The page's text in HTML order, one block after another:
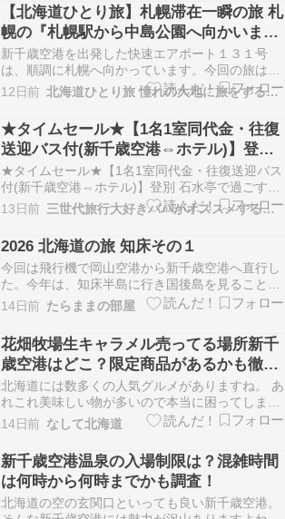
【北海道ひとり旅】札幌滞在一瞬の旅 札
幌の『札幌駅から中島公園へ向かいま
す』
新千歳空港を出発した快速エアポート１３１号
は、順調に札幌へ向かっています。今回の旅は非
常に短い滞在になりますので、一刻、一刻を大切
にして行こうと思います。17:08 札幌駅到着先ず
は札幌駅に到着しました。最近のＪＲはたまたま
かも知れませんが定時到着が多くなりました。前
は２.３分遅…
12日前 北海道ひとり旅 憧れの大地に旅をするブログ
★タイムセール★【1名1室同代金・往復
送迎バス付(新千歳空港⇔ホテル)】登別
石水亭で過ごす北海道・登別温泉3日間
★タイムセール★【1名1室同代金・往復送迎バス
付(新千歳空港⇔ホテル)】登別 石水亭で過ごす北
海道・登別温泉3日間 〈ANA・AIRDO〉にっぽん
の温泉100選（観光経済新聞社主催） 北海道内第
1位の名湯！ ★タイムセール★【1名1室同代金・
往復送迎バス付(新千歳空港⇔ホテル)】…
13日前 三世代旅行大好きババがオススメする家族旅行
2026 北海道の旅 知床その１
今回は飛行機で岡山空港から新千歳空港へ直行し
た。今年は、知床半島に行き国後島を見ることが
相方の強い希望だったので、札幌の娘宅について
翌日にはレンタカーを借りて知床を目指した。北
海道はデッカイドウだから、周りの風景がまるで
外国に来ているような感じ。広大な麦畑や牧草
地、広い空がぐるっ…
14日前 たらままの部屋
花畑牧場生キャラメル売ってる場所新千
歳空港はどこ？限定商品があるかも徹底
調査！
北海道には数多くの人気グルメがありますね。 あ
れこれ美味しい物が多いので本当に困ってしまう
ほど。 そんな北海道グルメで欠かせないのはやは
りスイーツ。 酪農王国でもある北海道では各地で
美味しいスイーツを楽しむ事ができたりも。 そん
な北海道スイーツで人気の物と言えば花畑牧場の
『生キャ…
14日前 なして北海道
新千歳空港温泉の入場制限は？混雑時間
は何時から何時までかも調査！
北海道の空の玄関口といっても良い新千歳空港。